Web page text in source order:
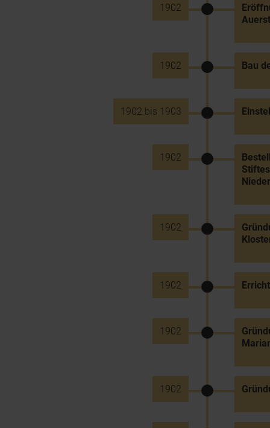
1902
1902 Bau
1902 bis 1903
1902
1902
1902
1902
1902